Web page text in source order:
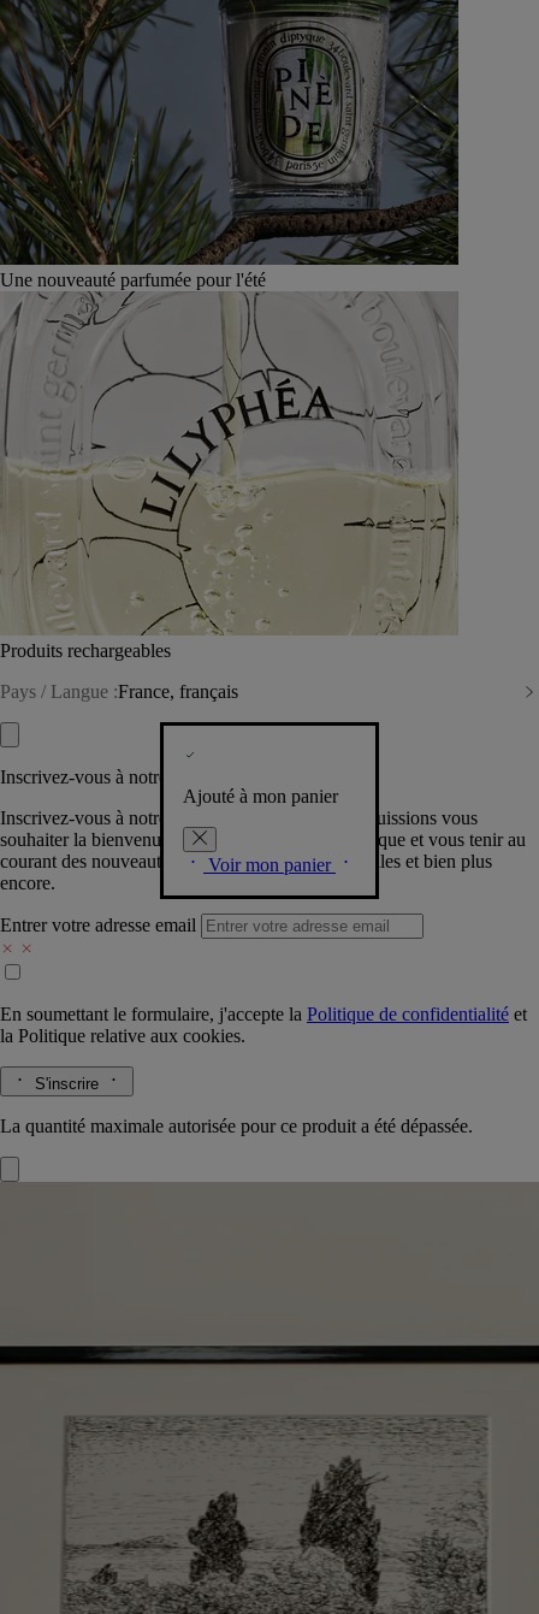
Une nouveauté parfumée pour l'été
Produits rechargeables
Pays / Langue :France, français
Ajouté à mon panier
Voir mon panier
Inscrivez-vous à notre Newsletter
Inscrivez-vous à notre newsletter pour que nous puissions vous
souhaiter la bienvenue dans la communauté Diptyque et vous tenir au
courant des nouveautés, événements, offres spéciales et bien plus
encore.
Entrer votre adresse email
En soumettant le formulaire, j'accepte la Politique de confidentialité et
la Politique relative aux cookies.
S'inscrire
La quantité maximale autorisée pour ce produit a été dépassée.